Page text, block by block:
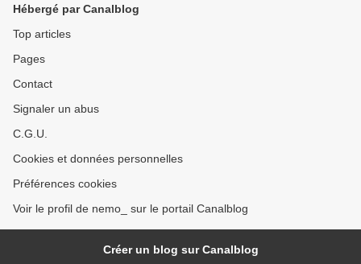
Hébergé par Canalblog
Top articles
Pages
Contact
Signaler un abus
C.G.U.
Cookies et données personnelles
Préférences cookies
Voir le profil de nemo_ sur le portail Canalblog
Créer un blog sur Canalblog